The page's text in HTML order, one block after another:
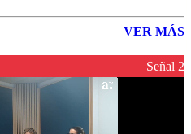
VER MÁS
Señal 2